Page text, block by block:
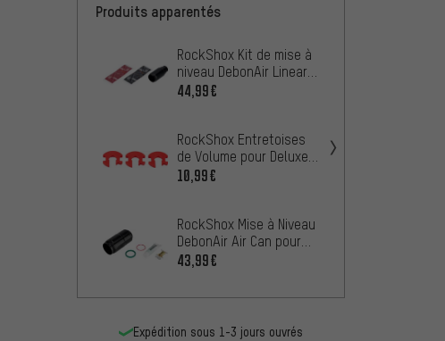
Produits apparentés
RockShox Kit de mise à
niveau DebonAir Linear
XL 37,5–45 mm pour
44,99€
RockShox Entretoises
de Volume pour Deluxe /
Super Deluxe
10,99€
RockShox Mise à Niveau
DebonAir Air Can pour
MonarchXX/Plus/R/RT/RT3/RL
43,99€
Expédition sous 1-3 jours ouvrés